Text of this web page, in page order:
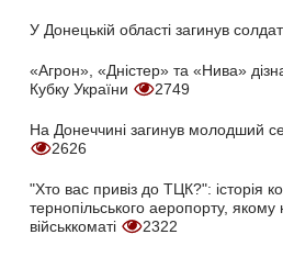
У Донецькій області загинув
«Агрон», «Дністер» та «Нива»
Кубку України
2749
На Донеччині загинув молодший
2626
"Хто вас привіз до ТЦК?": історія
тернопільського аеропорту, якому
військкоматі
2322